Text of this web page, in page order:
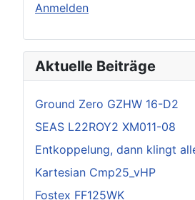
Anmelden
Aktuelle Beiträge
Ground Zero GZHW 16-D2
SEAS L22ROY2 XM011-08
Entkoppelung, dann klingt
Kartesian Cmp25_vHP
Fostex FF125WK